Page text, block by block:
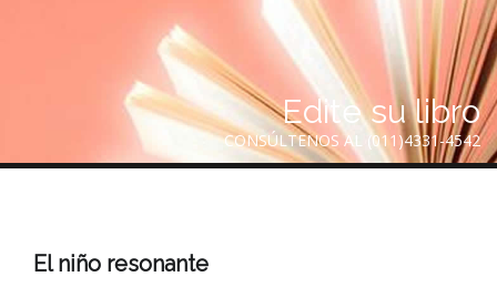
Edite su libro
CONSÚLTENOS AL (011)4331-4542
El niño resonante